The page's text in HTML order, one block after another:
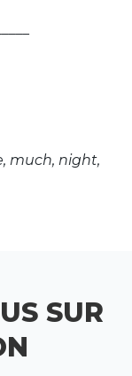
much, night,
SUR